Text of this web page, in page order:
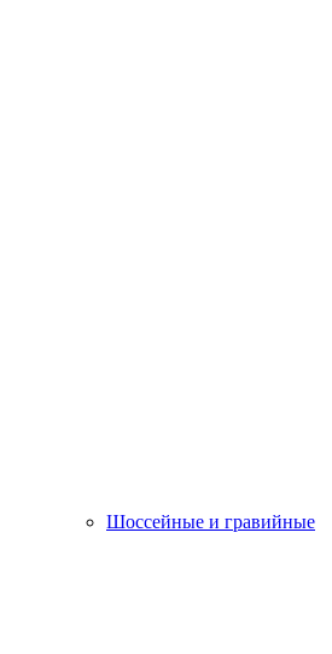
Шоссейные и гравийные